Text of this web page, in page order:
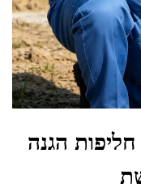
הגנה